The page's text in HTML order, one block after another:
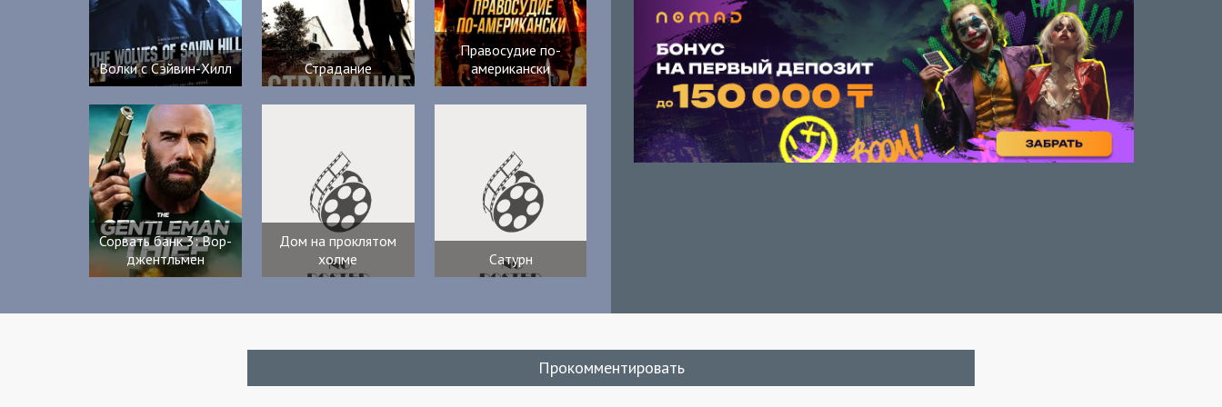
Волки с Сэйвин-Хилл Страдание
Правосудие по-
американски
Сорвать банк 3: Вор-
джентльмен
Дом на проклятом
холме
Сатурн
Прокомментировать